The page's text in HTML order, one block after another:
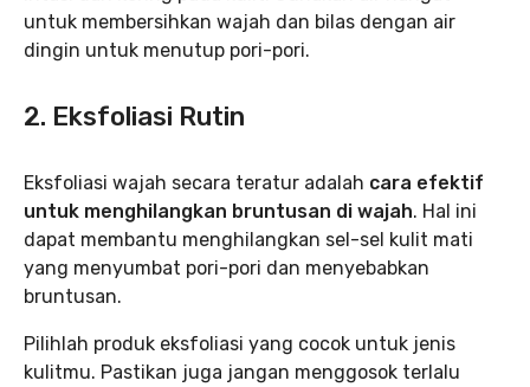
untuk membersihkan wajah dan bilas dengan air
dingin untuk menutup pori-pori.
2. Eksfoliasi Rutin
Eksfoliasi wajah secara teratur adalah cara efektif
untuk menghilangkan bruntusan di wajah. Hal ini
dapat membantu menghilangkan sel-sel kulit mati
yang menyumbat pori-pori dan menyebabkan
bruntusan.
Pilihlah produk eksfoliasi yang cocok untuk jenis
kulitmu. Pastikan juga jangan menggosok terlalu